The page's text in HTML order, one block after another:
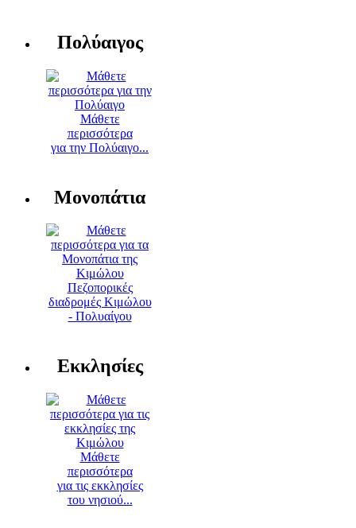
Πολύαιγος
Μάθετε
περισσότερα
για την Πολύαιγο...
Μονοπάτια
Πεζοπορικές
διαδρομές Κιμώλου
- Πολυαίγου
Εκκλησίες
Μάθετε
περισσότερα
για τις εκκλησίες
του νησιού...